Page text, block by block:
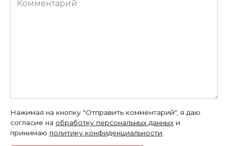
Нажимая на кнопку "Отправить комментарий", я даю
согласие на обработку персональных данных и
принимаю политику конфиденциальности